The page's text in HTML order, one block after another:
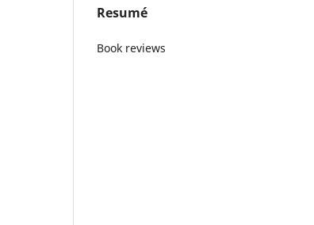
Resumé
Book reviews